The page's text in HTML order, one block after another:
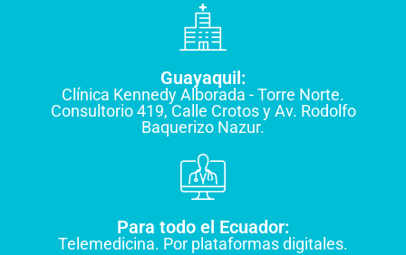
Guayaquil:
Clínica Kennedy Alborada - Torre Norte.
Consultorio 419, Calle Crotos y Av. Rodolfo
Baquerizo Nazur.
Para todo el Ecuador:
Telemedicina. Por plataformas digitales.